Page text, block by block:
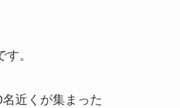
。
近くが集まった